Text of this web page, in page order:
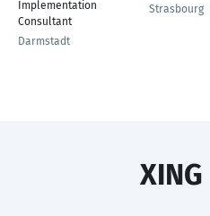
Implementation
Consultant
Darmstadt
Strasbourg